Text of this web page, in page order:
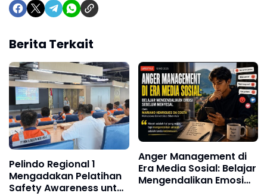
Berita Terkait
Pelindo Regional 1
Mengadakan Pelatihan
Safety Awareness untuk
Anger Management di
Era Media Sosial: Belajar
Mengendalikan Emosi